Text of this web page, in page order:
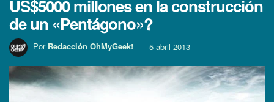
US$5000 millones en la construcción
de un «Pentágono»?
Por Redacción OhMyGeek! 5 abril 2013